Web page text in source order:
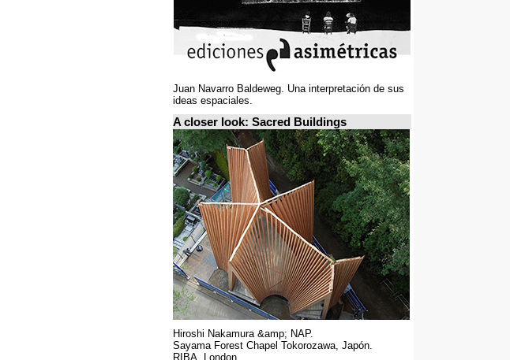
Juan Navarro Baldeweg. Una interpretación de sus
ideas espaciales.
A closer look: Sacred Buildings
Hiroshi Nakamura &amp; NAP.
Sayama Forest Chapel Tokorozawa, Japón.
RIBA, London.